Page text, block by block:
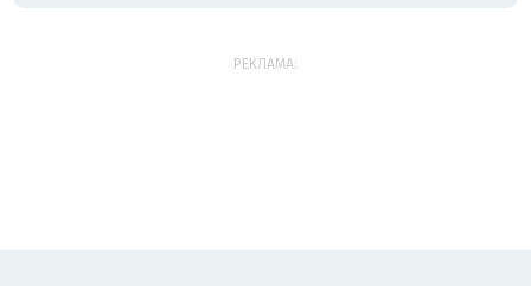
РЕКЛАМА: